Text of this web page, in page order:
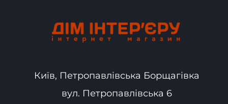
Київ, Петропавлівська Борщагівка
вул. Петропавлівська 6